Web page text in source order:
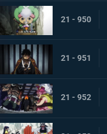
21 - 950
21 - 951
21 - 952